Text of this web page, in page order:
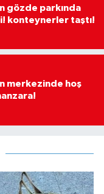
gözde parkında
konteynerler taştı!
merkezinde hoş